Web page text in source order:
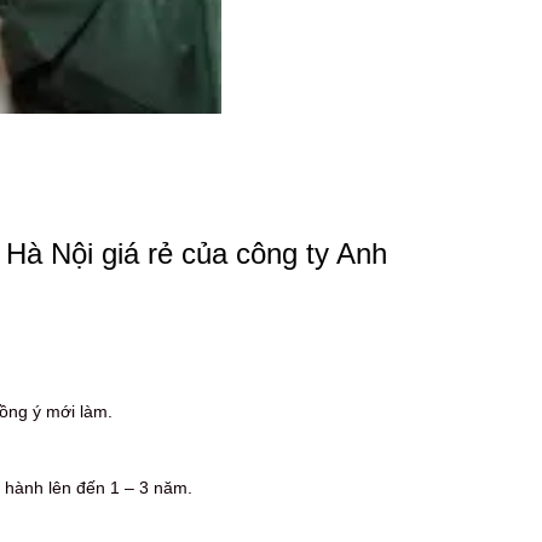
Nội giá rẻ của công ty Anh
ý mới làm.
lên đến 1 – 3 năm.